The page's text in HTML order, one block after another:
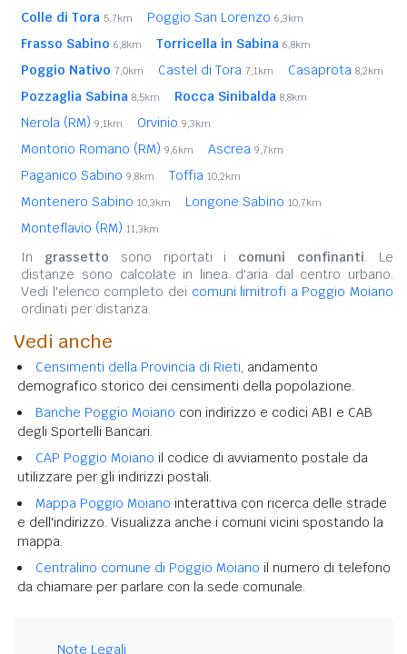
Colle di Tora 5,7km Poggio San Lorenzo 6,3km
Frasso Sabino 6,8km Torricella in Sabina 6,8km
Poggio Nativo 7,0km Castel di Tora 7,1km Casaprota 8,2km
Pozzaglia Sabina 8,5km Rocca Sinibalda 8,8km
Nerola (RM) 9,1km Orvinio 9,3km
Montorio Romano (RM) 9,6km Ascrea 9,7km
Paganico Sabino 9,8km Toffia 10,2km
Montenero Sabino 10,3km Longone Sabino 10,7km
Monteflavio (RM) 11,3km
In grassetto sono riportati i comuni confinanti. Le
distanze sono calcolate in linea d'aria dal centro urbano.
Vedi l'elenco completo dei comuni limitrofi a Poggio Moiano
ordinati per distanza.
Vedi anche
Censimenti della Provincia di Rieti, andamento
demografico storico dei censimenti della popolazione.
Banche Poggio Moiano con indirizzo e codici ABI e CAB
degli Sportelli Bancari.
CAP Poggio Moiano il codice di avviamento postale da
utilizzare per gli indirizzi postali.
Mappa Poggio Moiano interattiva con ricerca delle strade
e dell'indirizzo. Visualizza anche i comuni vicini spostando la
mappa.
Centralino comune di Poggio Moiano il numero di telefono
da chiamare per parlare con la sede comunale.
Note Legali